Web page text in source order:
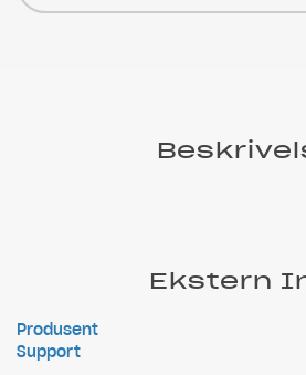
Ekstern
Produsent
Support